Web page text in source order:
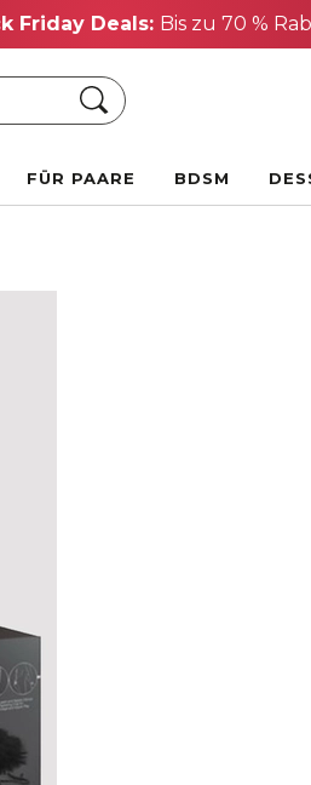
Friday Deals: Bis zu 70 %
Suche
FÜR PAARE BDSM